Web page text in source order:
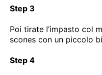
Step 3
Poi tirate l’impasto col
scones con un piccolo
Step 4